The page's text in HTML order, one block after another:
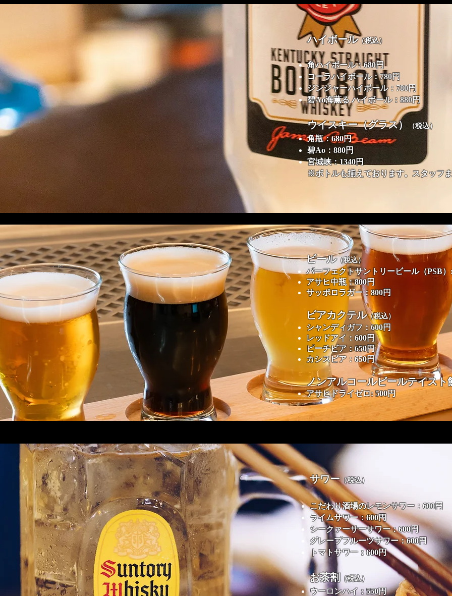
ハイボール（税込）
角ハイボール：680円
コーラハイボール：780円
ジンジャーハイボール：780円
碧Ao海薫る ハイボール：880円
ウイスキー（グラス） （税込）
角瓶：680円
碧Ao：880円
宮城峡：1340円
※ボトルも揃えております。スタッフ
ビール（税込）
パーフェクトサントリービール（PSB
アサヒ中瓶：800円
サッポロラガー：800円
ビアカクテル（税込）
シャンディガフ ：600円
レッドアイ ：600円
ピーチビア ：650円
カシスビア：650円
ノンアルコールビールテイスト
アサヒドライゼロ: 500円
サワー（税込）
こだわり酒場のレモンサワー：600円
ライムサワー：600円
シークァーサーサワー：600円
グレープフルーツサワー：600円
トマトサワー：600円
お茶割 （税込）
ウーロンハイ：550円